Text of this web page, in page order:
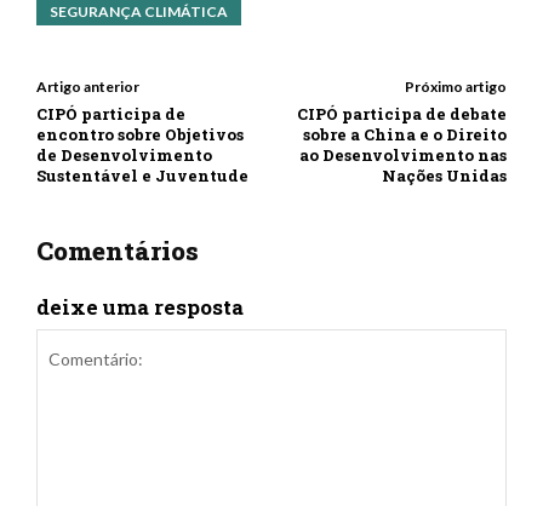
SEGURANÇA CLIMÁTICA
Artigo anterior
CIPÓ participa de
encontro sobre Objetivos
de Desenvolvimento
Sustentável e Juventude
Próximo artigo
CIPÓ participa de debate
sobre a China e o Direito
ao Desenvolvimento nas
Nações Unidas
Comentários
deixe uma resposta